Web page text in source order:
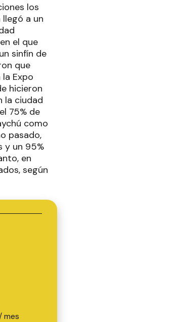
los
a un
el que
sinfín de
que
Expo
hicieron
la ciudad
75% de
como
pasado,
y un 95%
en
según
/ mes